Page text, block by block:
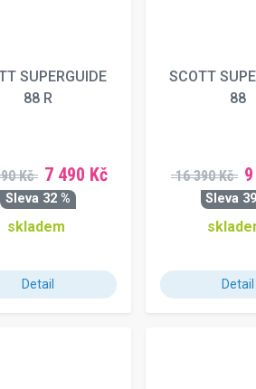
SUPERGUIDE
88 R
Kč 7 490 Kč
Sleva 32 %
skladem
Detail
SCOTT
88
16 390 Kč
Sleva
Detail